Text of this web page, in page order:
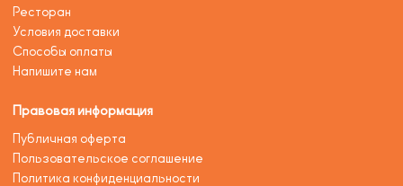
Ресторан
Условия доставки
Способы оплаты
Напишите нам
Правовая информация
Публичная оферта
Пользовательское соглашение
Политика конфиденциальности